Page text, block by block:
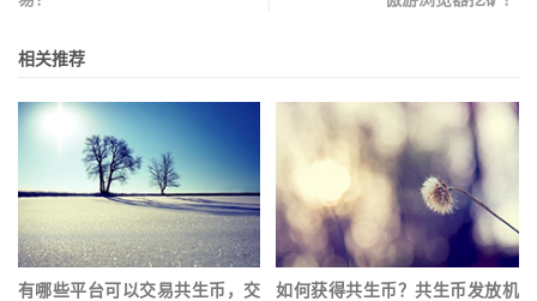
相关推荐
有哪些平台可以交易共生币，交
如何获得共生币？共生币发放机